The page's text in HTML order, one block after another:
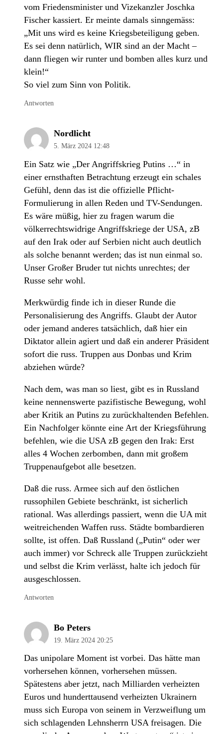
vom Friedensminister und Vizekanzler Joschka
Fischer kassiert. Er meinte damals sinngemäss:
„Mit uns wird es keine Kriegsbeteiligung geben.
Es sei denn natürlich, WIR sind an der Macht –
dann fliegen wir runter und bomben alles kurz und
klein!“
So viel zum Sinn von Politik.
Antworten
Nordlicht
5. März 2024 12:48
Ein Satz wie „Der Angriffskrieg Putins …“ in
einer ernsthaften Betrachtung erzeugt ein schales
Gefühl, denn das ist die offizielle Pflicht-
Formulierung in allen Reden und TV-Sendungen.
Es wäre müßig, hier zu fragen warum die
völkerrechtswidrige Angriffskriege der USA, zB
auf den Irak oder auf Serbien nicht auch deutlich
als solche benannt werden; das ist nun einmal so.
Unser Großer Bruder tut nichts unrechtes; der
Russe sehr wohl.
Merkwürdig finde ich in dieser Runde die
Personalisierung des Angriffs. Glaubt der Autor
oder jemand anderes tatsächlich, daß hier ein
Diktator allein agiert und daß ein anderer Präsident
sofort die russ. Truppen aus Donbas und Krim
abziehen würde?
Nach dem, was man so liest, gibt es in Russland
keine nennenswerte pazifistische Bewegung, wohl
aber Kritik an Putins zu zurückhaltenden Befehlen.
Ein Nachfolger könnte eine Art der Kriegsführung
befehlen, wie die USA zB gegen den Irak: Erst
alles 4 Wochen zerbomben, dann mit großem
Truppenaufgebot alle besetzen.
Daß die russ. Armee sich auf den östlichen
russophilen Gebiete beschränkt, ist sicherlich
rational. Was allerdings passiert, wenn die UA mit
weitreichenden Waffen russ. Städte bombardieren
sollte, ist offen. Daß Russland („Putin“ oder wer
auch immer) vor Schreck alle Truppen zurückzieht
und selbst die Krim verlässt, halte ich jedoch für
ausgeschlossen.
Antworten
Bo Peters
19. März 2024 20:25
Das unipolare Moment ist vorbei. Das hätte man
vorhersehen können, vorhersehen müssen.
Spätestens aber jetzt, nach Milliarden verheizten
Euros und hunderttausend verheizten Ukrainern
muss sich Europa von seinem in Verzweiflung um
sich schlagenden Lehnsherrn USA freisagen. Die